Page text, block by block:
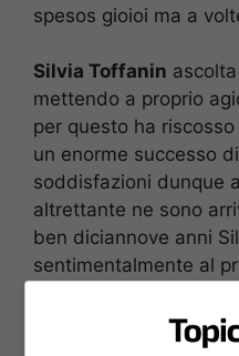
spesos gioioi ma a
Silvia Toffanin
mettendo a proprio
per questo ha
un enorme successo
soddisfazioni dunque
altrettante ne sono
ben diciannove anni
sentimentalmente al
figli, Lorenzo Mattia e